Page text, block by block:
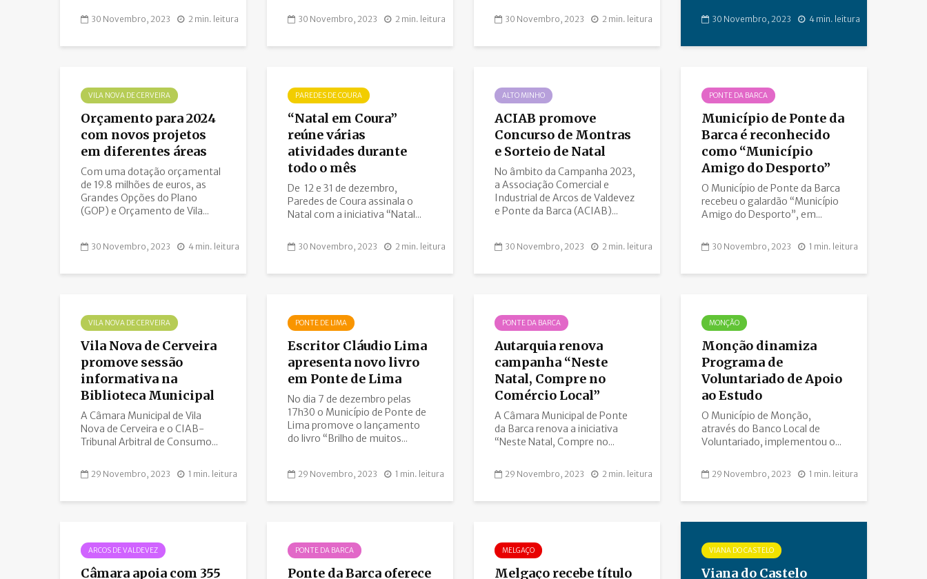
30 Novembro, 2023 2 min. leitura 30 Novembro, 2023 2 min. leitura 30 Novembro, 2023 2 min. leitura 30 Novembro, 2023 4 min. leitura
VILA NOVA DE CERVEIRA
Orçamento para 2024
com novos projetos
em diferentes áreas
Com uma dotação orçamental
de 19.8 milhões de euros, as
Grandes Opções do Plano
(GOP) e Orçamento de Vila...
30 Novembro, 2023 4 min. leitura
PAREDES DE COURA
“Natal em Coura”
reúne várias
atividades durante
todo o mês
De 12 e 31 de dezembro,
Paredes de Coura assinala o
Natal com a iniciativa “Natal...
30 Novembro, 2023 2 min. leitura
ALTO MINHO
ACIAB promove
Concurso de Montras
e Sorteio de Natal
No âmbito da Campanha 2023,
a Associação Comercial e
Industrial de Arcos de Valdevez
e Ponte da Barca (ACIAB)...
30 Novembro, 2023 2 min. leitura
PONTE DA BARCA
Município de Ponte da
Barca é reconhecido
como “Município
Amigo do Desporto”
O Município de Ponte da Barca
recebeu o galardão “Município
Amigo do Desporto”, em...
30 Novembro, 2023 1 min. leitura
VILA NOVA DE CERVEIRA
Vila Nova de Cerveira
promove sessão
informativa na
Biblioteca Municipal
A Câmara Municipal de Vila
Nova de Cerveira e o CIAB-
Tribunal Arbitral de Consumo...
29 Novembro, 2023 1 min. leitura
PONTE DE LIMA
Escritor Cláudio Lima
apresenta novo livro
em Ponte de Lima
No dia 7 de dezembro pelas
17h30 o Município de Ponte de
Lima promove o lançamento
do livro “Brilho de muitos...
29 Novembro, 2023 1 min. leitura
PONTE DA BARCA
Autarquia renova
campanha “Neste
Natal, Compre no
Comércio Local”
A Câmara Municipal de Ponte
da Barca renova a iniciativa
“Neste Natal, Compre no...
29 Novembro, 2023 2 min. leitura
MONÇÃO
Monção dinamiza
Programa de
Voluntariado de Apoio
ao Estudo
O Município de Monção,
através do Banco Local de
Voluntariado, implementou o...
29 Novembro, 2023 1 min. leitura
ARCOS DE VALDEVEZ
Câmara apoia com 355
PONTE DA BARCA
Ponte da Barca oferece
MELGAÇO
Melgaço recebe título
VIANA DO CASTELO
Viana do Castelo